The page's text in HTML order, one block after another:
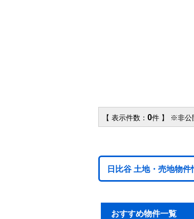
【 表示件数： 0件 】 ※非
日比谷 土地・売地物件
おすすめ物件一覧